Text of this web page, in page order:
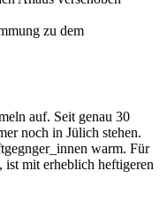
zu dem
auf. Seit genau 30
noch in Jülich stehen.
warm. Für
ist mit erheblich heftigeren